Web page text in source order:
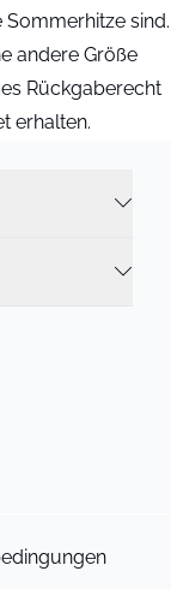
Sommerhitze sind.
andere Größe
Rückgaberecht
erhalten.